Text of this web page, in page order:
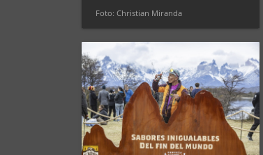
Foto: Christian Miranda